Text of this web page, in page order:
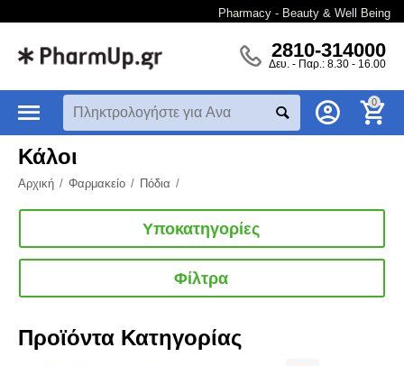
Pharmacy - Beauty & Well Being
2810-314000
Δευ. - Παρ.: 8.30 - 16.00
0
Κάλοι
Αρχική / Φαρμακείο / Πόδια /
Υποκατηγορίες
Φίλτρα
Προϊόντα Κατηγορίας